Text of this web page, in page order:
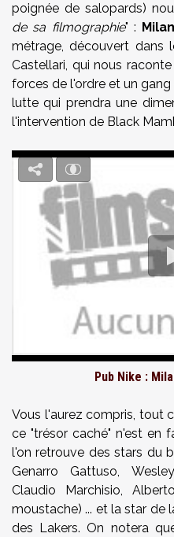
poignée de salopards)
de sa filmographie" :
métrage, découvert dans
Castellari, qui nous
forces de l'ordre et un
lutte qui prendra une
l'intervention de Black
Pub Nike :
Vous l'aurez compris, tout
ce "trésor caché" n'est en
l'on retrouve des stars du
Genarro Gattuso,
Claudio Marchisio,
moustache) ... et la star de
des Lakers. On notera